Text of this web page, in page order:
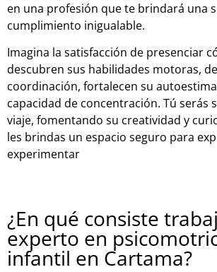
en una profesión que te brindará una
cumplimiento inigualable.
Imagina la satisfacción de presenciar
descubren sus habilidades motoras,
coordinación, fortalecen su
capacidad de concentración. Tú serás
viaje, fomentando su creatividad y
les brindas un espacio seguro para
experimentar
¿En qué consiste
experto en
infantil en Cartama?